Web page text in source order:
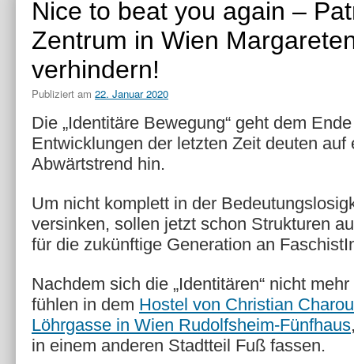
Nice to beat you again –
Zentrum in Wien
verhindern!
Publiziert am 22. Januar 2020
Die „Identitäre Bewegung“ geht dem
Entwicklungen der letzten Zeit deuten auf
Abwärtstrend hin.
Um nicht komplett in der
versinken, sollen jetzt schon Strukturen
für die zukünftige Generation an
Nachdem sich die „Identitären“ nicht
fühlen in dem Hostel von Christian
Löhrgasse in Wien Rudolfsheim-Fünfhaus
in einem anderen Stadtteil Fuß fassen.